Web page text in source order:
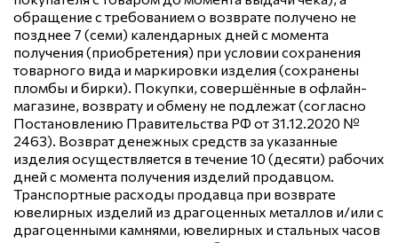
обращение с требованием о возврате получено не
позднее 7 (семи) календарных дней с момента
получения (приобретения) при условии сохранения
товарного вида и маркировки изделия (сохранены
пломбы и бирки). Покупки, совершённые в офлайн-
магазине, возврату и обмену не подлежат (согласно
Постановлению Правительства РФ от 31.12.2020 №
2463). Возврат денежных средств за указанные
изделия осуществляется в течение 10 (десяти) рабочих
дней с момента получения изделий продавцом.
Транспортные расходы продавца при возврате
ювелирных изделий из драгоценных металлов и/или с
драгоценными камнями, ювелирных и стальных часов